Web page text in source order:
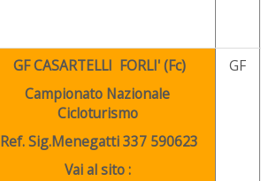
GF CASARTELLI FORLI' (Fc)
Campionato Nazionale
Cicloturismo
Ref. Sig.Menegatti 337 590623
Vai al sito :
GF